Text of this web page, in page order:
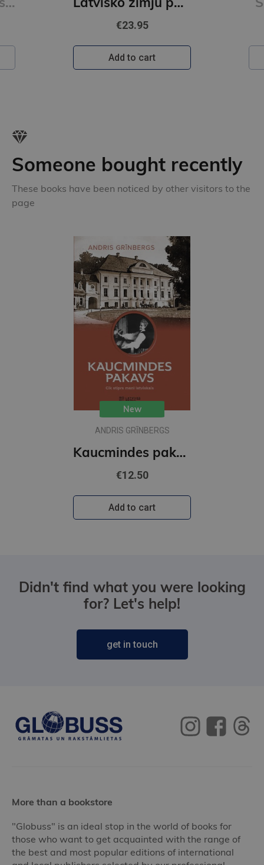
€23.95
Add to cart
Someone bought recently
These books have been noticed by other visitors to the
page
New
ANDRIS GRĪNBERGS
Kaucmindes pakavs
€12.50
Add to cart
Didn't find what you were looking
for? Let's help!
get in touch
More than a bookstore
"Globuss" is an ideal stop in the world of books for
those who want to get acquainted with the range of
the best and most popular editions of international